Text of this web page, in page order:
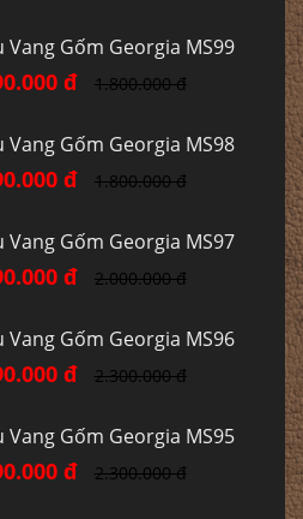
Vang Gốm Georgia MS99
đ 1.800.000 đ
Vang Gốm Georgia MS98
đ 1.800.000 đ
Vang Gốm Georgia MS97
đ 2.000.000 đ
Vang Gốm Georgia MS96
đ 2.300.000 đ
Vang Gốm Georgia MS95
đ 2.300.000 đ